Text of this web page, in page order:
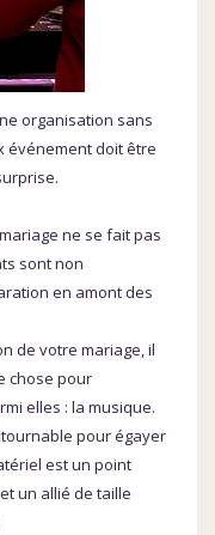
organisation sans
événement doit être
ne se fait pas
sont non
en amont des
de votre mariage, il
chose pour
elles : la musique.
pour égayer
est un point
un allié de taille